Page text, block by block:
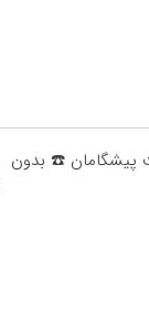
پیشگامان ☎️ بدون